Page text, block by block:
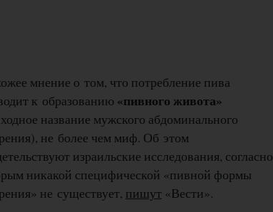
мнение о том, что потребление пива
к образованию «пивного живота»
название мужского абдоминального
не более чем миф. Об этом
израильские исследования, согласно
никакой специфической «пивной формы
не существует, пишут «Вести».